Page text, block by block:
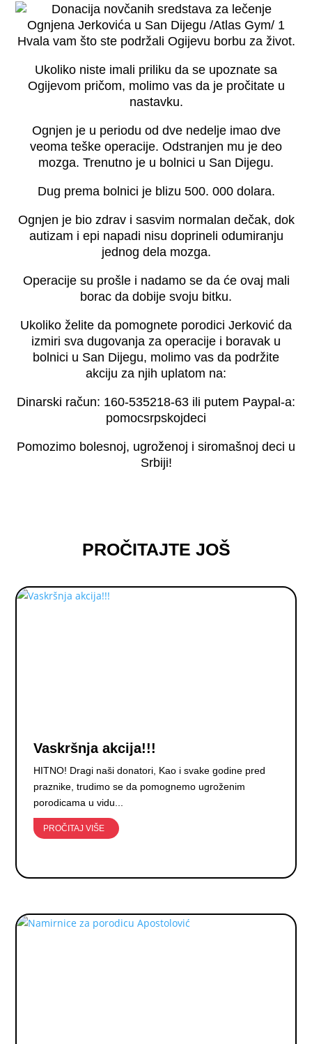
Hvala vam što ste podržali Ogijevu borbu za život.
Ukoliko niste imali priliku da se upoznate sa
Ogijevom pričom, molimo vas da je pročitate u
nastavku.
Ognjen je u periodu od dve nedelje imao dve
veoma teške operacije. Odstranjen mu je deo
mozga. Trenutno je u bolnici u San Dijegu.
Dug prema bolnici je blizu 500. 000 dolara.
Ognjen je bio zdrav i sasvim normalan dečak, dok
autizam i epi napadi nisu doprineli odumiranju
jednog dela mozga.
Operacije su prošle i nadamo se da će ovaj mali
borac da dobije svoju bitku.
Ukoliko želite da pomognete porodici Jerković da
izmiri sva dugovanja za operacije i boravak u
bolnici u San Dijegu, molimo vas da podržite
akciju za njih uplatom na:
Dinarski račun: 160-535218-63 ili putem Paypal-a:
pomocsrpskojdeci
Pomozimo bolesnoj, ugroženoj i siromašnoj deci u
Srbiji!
PROČITAJTE JOŠ
Vaskršnja akcija!!!
HITNO! Dragi naši donatori, Kao i svake godine pred
praznike, trudimo se da pomognemo ugroženim
porodicama u vidu...
PROČITAJ VIŠE